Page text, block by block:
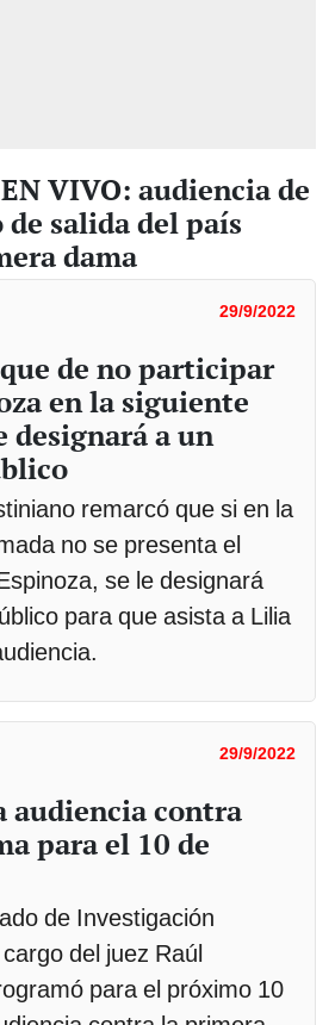
VIVO: audiencia de
salida del país
dama
29/9/2022
de no participar
en la siguiente
designará a un
remarcó que si en la
no se presenta el
se le designará
para que asista a Lilia
29/9/2022
audiencia contra
para el 10 de
de Investigación
del juez Raúl
para el próximo 10